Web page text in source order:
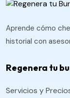
Aprende cómo
historial con
Regenera tu
Servicios y